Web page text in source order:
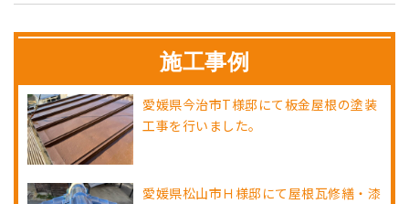
施工事例
愛媛県今治市T様邸にて板金屋根の塗装
工事を行いました。
愛媛県松山市Ｈ様邸にて屋根瓦修繕・漆